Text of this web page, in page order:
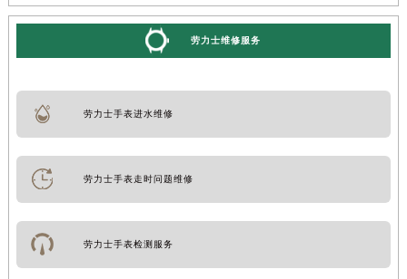
劳力士维修服务
劳力士手表进水维修
劳力士手表走时问题维修
劳力士手表检测服务